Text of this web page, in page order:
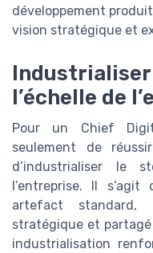
développement
vision stratégique et
Industrialiser
l’échelle de
Pour un Chief
seulement de
d’industrialiser le
l’entreprise. Il
artefact standard,
stratégique et
industrialisation